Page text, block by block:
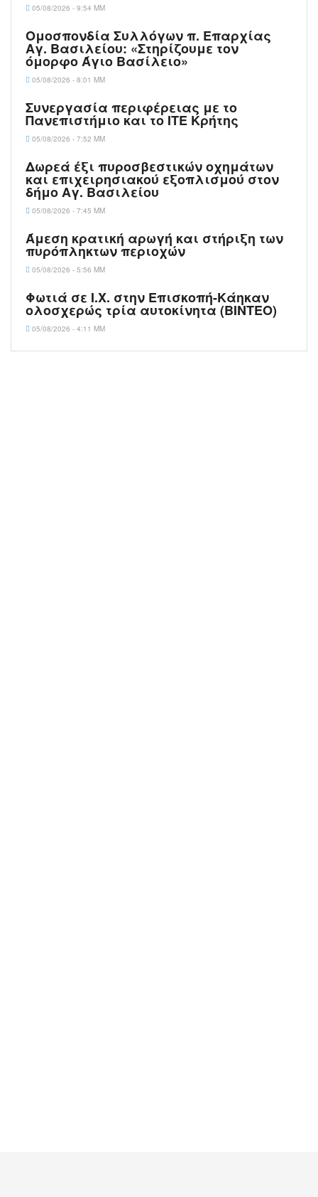
05/08/2026 - 9:54 ΜΜ
Ομοσπονδία Συλλόγων π. Επαρχίας
Αγ. Βασιλείου: «Στηρίζουμε τον
όμορφο Άγιο Βασίλειο»
05/08/2026 - 8:01 ΜΜ
Συνεργασία περιφέρειας με το
Πανεπιστήμιο και το ΙΤΕ Κρήτης
05/08/2026 - 7:52 ΜΜ
Δωρεά έξι πυροσβεστικών οχημάτων
και επιχειρησιακού εξοπλισμού στον
δήμο Αγ. Βασιλείου
05/08/2026 - 7:45 ΜΜ
Άμεση κρατική αρωγή και στήριξη των
πυρόπληκτων περιοχών
05/08/2026 - 5:56 ΜΜ
Φωτιά σε Ι.Χ. στην Επισκοπή-Κάηκαν
ολοσχερώς τρία αυτοκίνητα (ΒΙΝΤΕΟ)
05/08/2026 - 4:11 ΜΜ